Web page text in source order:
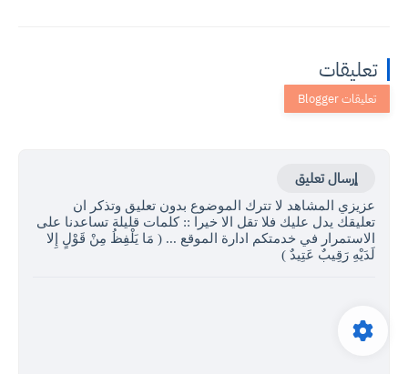
تعليقات
إرسال تعليق
عزيزي المشاهد لا تترك الموضوع بدون تعليق وتذكر ان
تعليقك يدل عليك فلا تقل الا خيرا :: كلمات قليلة تساعدنا على
الاستمرار في خدمتكم ادارة الموقع ... ( مَا يَلْفِظُ مِنْ قَوْلٍ إِلا
لَدَيْهِ رَقِيبٌ عَتِيدٌ )